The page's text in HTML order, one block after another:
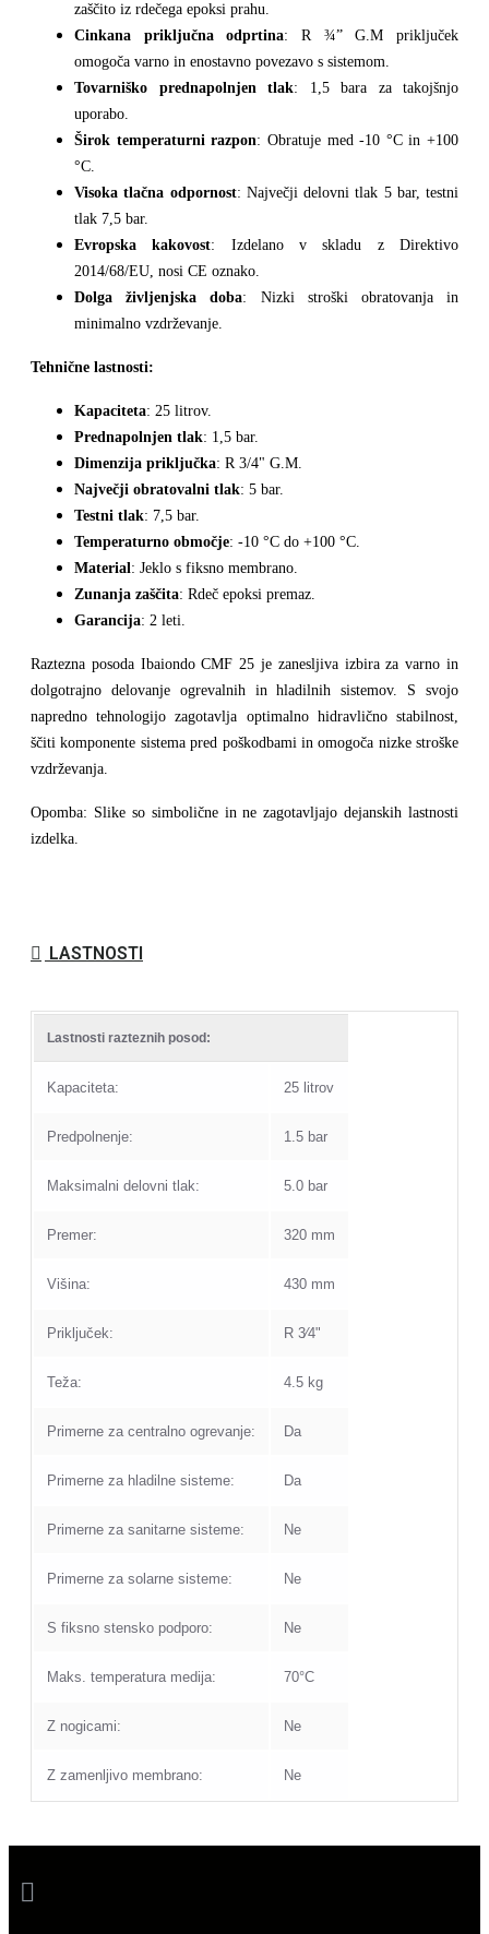
zaščito iz rdečega epoksi prahu.
Cinkana priključna odprtina: R ¾” G.M priključek
omogoča varno in enostavno povezavo s sistemom.
Tovarniško prednapolnjen tlak: 1,5 bara za takojšnjo
uporabo.
Širok temperaturni razpon: Obratuje med -10 °C in +100
°C.
Visoka tlačna odpornost: Največji delovni tlak 5 bar, testni
tlak 7,5 bar.
Evropska kakovost: Izdelano v skladu z Direktivo
2014/68/EU, nosi CE oznako.
Dolga življenjska doba: Nizki stroški obratovanja in
minimalno vzdrževanje.
Tehnične lastnosti:
Kapaciteta: 25 litrov.
Prednapolnjen tlak: 1,5 bar.
Dimenzija priključka: R 3/4" G.M.
Največji obratovalni tlak: 5 bar.
Testni tlak: 7,5 bar.
Temperaturno območje: -10 °C do +100 °C.
Material: Jeklo s fiksno membrano.
Zunanja zaščita: Rdeč epoksi premaz.
Garancija: 2 leti.
Raztezna posoda Ibaiondo CMF 25 je zanesljiva izbira za varno in
dolgotrajno delovanje ogrevalnih in hladilnih sistemov. S svojo
napredno tehnologijo zagotavlja optimalno hidravlično stabilnost,
ščiti komponente sistema pred poškodbami in omogoča nizke stroške
vzdrževanja.
Opomba: Slike so simbolične in ne zagotavljajo dejanskih lastnosti
izdelka.
LASTNOSTI
Lastnosti razteznih posod:
Kapaciteta: 25 litrov
Predpolnenje: 1.5 bar
Maksimalni delovni tlak: 5.0 bar
Premer: 320 mm
Višina: 430 mm
Priključek: R 3⁄4"
Teža: 4.5 kg
Primerne za centralno ogrevanje: Da
Primerne za hladilne sisteme: Da
Primerne za sanitarne sisteme: Ne
Primerne za solarne sisteme: Ne
S fiksno stensko podporo: Ne
Maks. temperatura medija: 70°C
Z nogicami: Ne
Z zamenljivo membrano: Ne